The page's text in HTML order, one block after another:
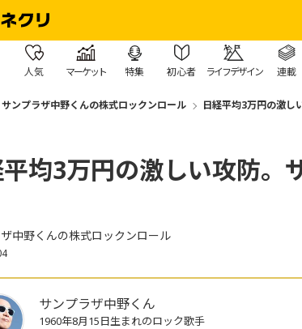
人気 マーケット 特集 初心者 ライフデザイン 連載
サンプラザ中野くんの株式ロックンロール 日経平均3万円の激し
均3万円の激しい攻防。
中野くんの株式ロックンロール
サンプラザ中野くん
1960年8月15日生まれのロック歌手